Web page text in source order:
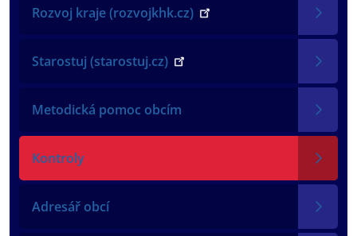
Rozvoj kraje (rozvojkhk.cz)
Starostuj (starostuj.cz)
Metodická pomoc obcím
Kontroly
Adresář obcí